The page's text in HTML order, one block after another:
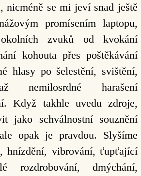
nicméně se mi jeví snad ještě
promísením laptopu,
zvuků od kvokání
kohouta přes poštěkávání
hlasy po šelestění, svištění,
nemilosrdné harašení
Když takhle uvedu zdroje,
jako schválnostní souznění
opak je pravdou. Slyšíme
hnízdění, vibrování, ťupťající
rozdrobování, dmýchání,